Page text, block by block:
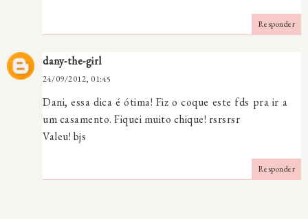
Responder
dany-the-girl
24/09/2012, 01:45
Dani, essa dica é ótima! Fiz o coque este fds pra ir a
um casamento. Fiquei muito chique! rsrsrsr
Valeu! bjs
Responder